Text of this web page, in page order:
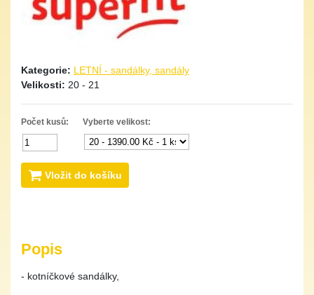
Kategorie: LETNÍ - sandálky, sandály
Velikosti: 20 - 21
Počet kusů: Vyberte velikost:
Vložit do košíku
Popis
- kotníčkové sandálky,